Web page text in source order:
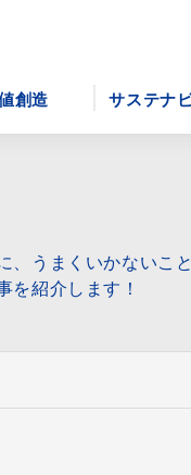
創造 サステナ
うまくいかないこと
を紹介します！